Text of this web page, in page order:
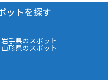
ットを探す
岩手県のスポット
山形県のスポット